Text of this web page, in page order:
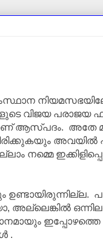
വിജയ പരാജയ
ആസ്പദം. അതേ
അവയില്‍
നമ്മെ
അല്ലെങ്കില്‍
.